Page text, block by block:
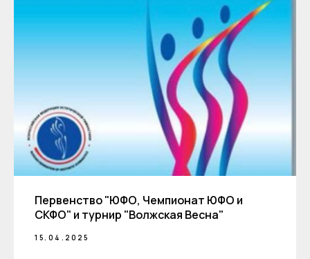
Первенство "ЮФО, Чемпионат ЮФО и
СКФО" и турнир "Волжская Весна"
15.04.2025